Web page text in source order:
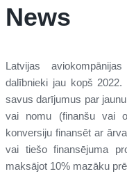
News
Latvijas
dalībnieki jau kopš
savus darījumus par
vai nomu (finanšu vai
konversiju finansēt ar
vai tiešo finansējuma
maksājot 10% mazāku